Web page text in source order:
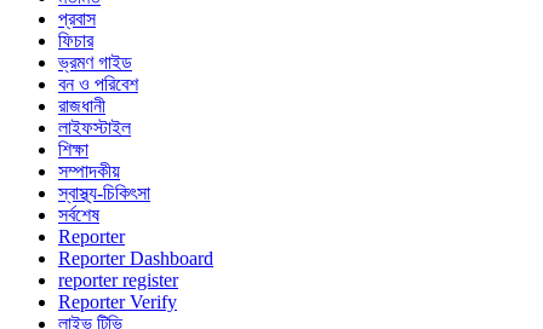
প্রবাস
ফিচার
ভ্রমণ গাইড
বন ও পরিবেশ
রাজধানী
লাইফস্টাইল
শিক্ষা
সম্পাদকীয়
স্বাস্থ্য-চিকিৎসা
সর্বশেষ
Reporter
Reporter Dashboard
reporter register
Reporter Verify
লাইভ টিভি